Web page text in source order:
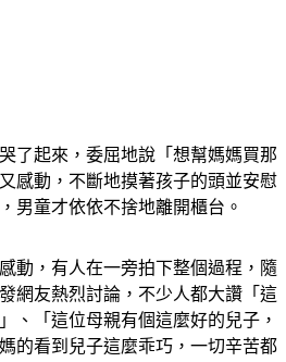
了起來，委屈地說「想幫媽媽買那
感動，不斷地摸著孩子的頭並安慰
動，有人在一旁拍下整個過程，隨
網友熱烈討論，不少人都大讚「這
、「這位母親有個這麼好的兒子，